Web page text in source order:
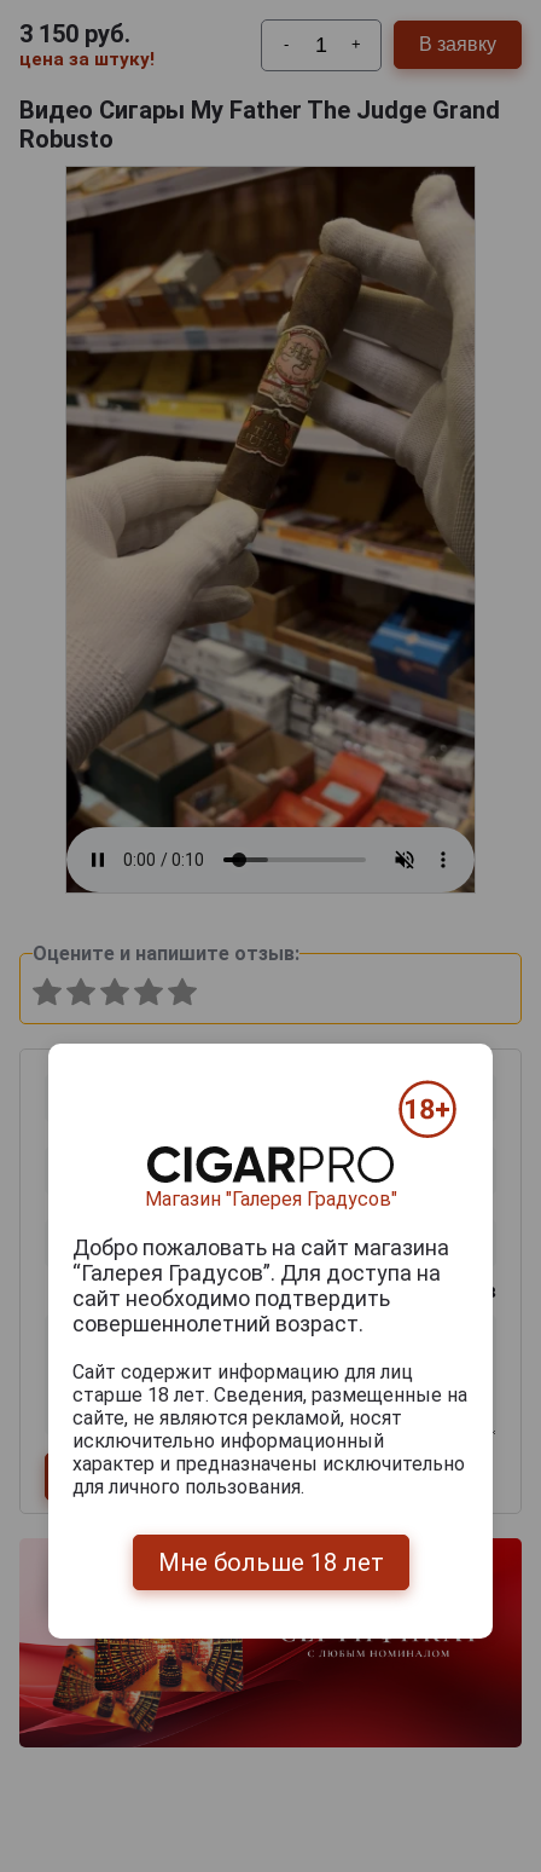
3 150 руб.
цена за штуку!
- + В заявку
Видео Сигары My Father The Judge Grand
Robusto
Оцените и напишите отзыв:
0из 2000 знаков
Магазин "Галерея Градусов"
Добро пожаловать на сайт магазина
“Галерея Градусов”. Для доступа на
сайт необходимо подтвердить
совершеннолетний возраст.
Сайт содержит информацию для лиц
старше 18 лет. Сведения, размещенные на
сайте, не являются рекламой, носят
исключительно информационный
характер и предназначены исключительно
для личного пользования.
Мне больше 18 лет